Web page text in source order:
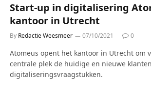
Start-up in digitalisering
kantoor in Utrecht
By Redactie Weesmeer 07/10/2021 0
Atomeus opent het kantoor in Utrecht om
centrale plek de huidige en nieuwe
digitaliseringsvraagstukken.